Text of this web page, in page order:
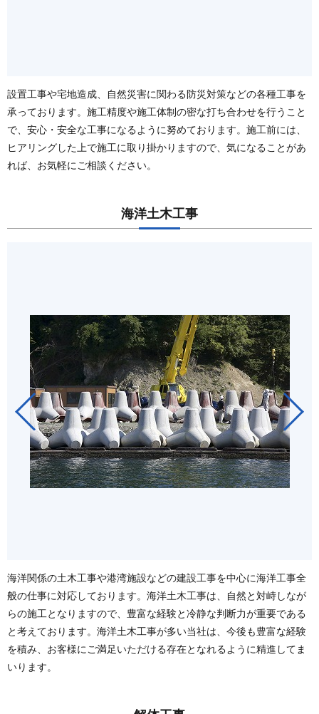
設置工事や宅地造成、自然災害に関わる防災対策などの各種工事を
承っております。施工精度や施工体制の密な打ち合わせを行うこと
で、安心・安全な工事になるように努めております。施工前には、
ヒアリングした上で施工に取り掛かりますので、気になることがあ
れば、お気軽にご相談ください。
海洋土木工事
海洋関係の土木工事や港湾施設などの建設工事を中心に海洋工事全
般の仕事に対応しております。海洋土木工事は、自然と対峙しなが
らの施工となりますので、豊富な経験と冷静な判断力が重要である
と考えております。海洋土木工事が多い当社は、今後も豊富な経験
を積み、お客様にご満足いただける存在となれるように精進してま
いります。